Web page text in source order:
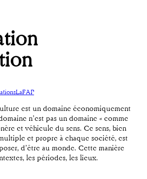
LaFAP
est un domaine économiquement
n’est pas un domaine « comme
et véhicule du sens. Ce sens, bien
et propre à chaque société, est
d’être au monde. Cette manière
les périodes, les lieux.